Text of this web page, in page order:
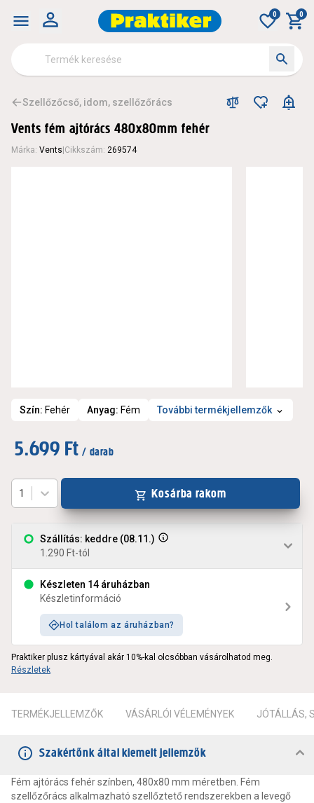
0 0
Szellőzőcső, idom, szellőzőrács
Vents fém ajtórács 480x80mm fehér
Márka: Vents Cikkszám: 269574
Szín: Fehér Anyag: Fém További termékjellemzők
5.699 Ft / darab
Szállítás: keddre (08.11.)
1.290 Ft-tól
Készleten 14 áruházban
Készletinformáció
Hol találom az áruházban?
1 Kosárba rakom
Praktiker plusz kártyával akár 10%-kal olcsóbban vásárolhatod meg.
Részletek
TERMÉKJELLEMZŐK VÁSÁRLÓI VÉLEMÉNYEK JÓTÁLLÁS,
Szakértőnk által kiemelt jellemzők
Fém ajtórács fehér színben, 480x80 mm méretben. Fém
szellőzőrács alkalmazható szellőztető rendszerekben a levegő
Vents fém ajtórács 480x80mm fehér - Szellőzőcső, idom,